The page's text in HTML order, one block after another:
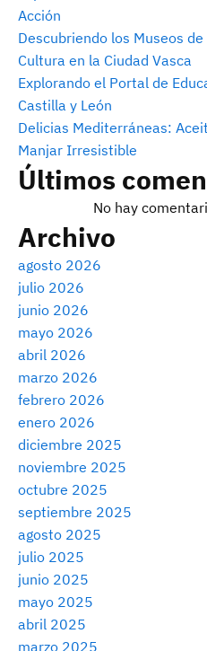
Acción
Descubriendo los Museos
Cultura en la Ciudad Vasca
Explorando el Portal de
Castilla y León
Delicias Mediterráneas:
Manjar Irresistible
Últimos
No hay
Archivo
agosto 2026
julio 2026
junio 2026
mayo 2026
abril 2026
marzo 2026
febrero 2026
enero 2026
diciembre 2025
noviembre 2025
octubre 2025
septiembre 2025
agosto 2025
julio 2025
junio 2025
mayo 2025
abril 2025
marzo 2025